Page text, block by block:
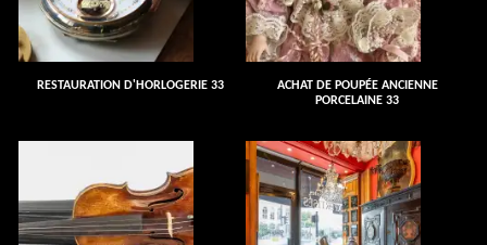
RESTAURATION D'HORLOGERIE 33
ACHAT DE POUPÉE ANCIENNE
PORCELAINE 33